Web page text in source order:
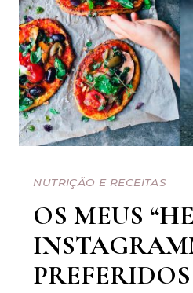
NUTRIÇÃO E RECEITAS
OS MEUS
PREFERIDOS